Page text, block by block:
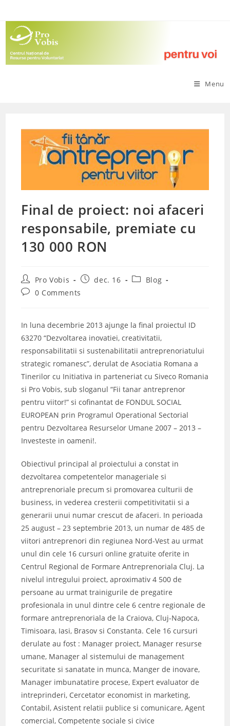
to
content
Menu
Final de proiect: noi afaceri
responsabile, premiate cu
130 000 RON
Post
author:
Pro Vobis
Postdec. 16
PostBlog
Post0 Comments
In luna decembrie 2013 ajunge la final proiectul ID
63270 “Dezvoltarea inovatiei, creativitatii,
responsabilitatii si sustenabilitatii antreprenoriatului
strategic romanesc”, derulat de Asociatia Romana a
Tinerilor cu Initiativa in parteneriat cu Siveco Romania
si Pro Vobis, sub sloganul “Fii tanar antreprenor
pentru viitor!” si cofinantat de FONDUL SOCIAL
EUROPEAN prin Programul Operational Sectorial
pentru Dezvoltarea Resurselor Umane 2007 – 2013 –
Investeste in oameni!.
Obiectivul principal al proiectului a constat in
dezvoltarea competentelor manageriale si
antreprenoriale precum si promovarea culturii de
business, in vederea cresterii competitivitatii si a
generarii unui numar crescut de afaceri. In perioada
25 august – 23 septembrie 2013, un numar de 485 de
viitori antreprenori din regiunea Nord-Vest au urmat
unul din cele 16 cursuri online gratuite oferite in
Centrul Regional de Formare Antreprenoriala Cluj. La
nivelul intregului proiect, aproximativ 4 500 de
persoane au urmat trainigurile de pregatire
profesionala in unul dintre cele 6 centre regionale de
formare antreprenoriala de la Craiova, Cluj-Napoca,
Timisoara, Iasi, Brasov si Constanta. Cele 16 cursuri
derulate au fost : Manager proiect, Manager resurse
umane, Manager al sistemului de management
securitate si sanatate in munca, Manger de inovare,
Manager imbunatatire procese, Expert evaluator de
intreprinderi, Cercetator economist in marketing,
Contabil, Asistent relatii publice si comunicare, Agent
comercial, Competente sociale si civice